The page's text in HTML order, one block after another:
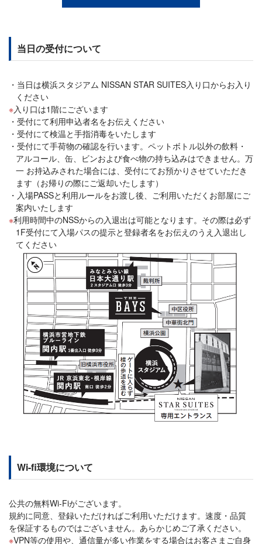
当日の受付について
当日は横浜スタジアム NISSAN STAR SUITES入り口からお入り
ください
入り口は1階にございます
受付にて利用申込者名をお伝えください
受付にて検温と手指消毒をいたします
受付にて手荷物の確認を行います。ペットボトル以外の飲料・
アルコール、缶、ビンおよび食べ物の持ち込みはできません。万
一 お持込みされた場合には、受付にてお預かりさせていただき
ます（お帰りの際にご返却いたします）
入場PASSと利用ルールをお渡し後、ご利用いただくお部屋にご
案内いたします
利用時間中のNSSからの入退出は可能となります。その際は必ず
1F受付にて入場パスの提示と登録者名をお伝えのうえ入退出し
てください
Wi-fi環境について
公共の無料Wi-Fiがございます。
規約に同意、登録いただければご利用いただけます。速度・品質
を保証するものではございません。あらかじめご了承ください。
VPN等の使用や、通信量が多い作業をする場合はお客さまご自身